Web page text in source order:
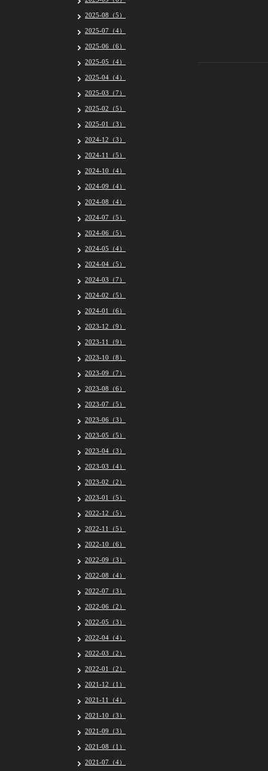
2025-08（5）
2025-07（4）
2025-06（6）
2025-05（4）
2025-04（4）
2025-03（7）
2025-02（5）
2025-01（3）
2024-12（3）
2024-11（5）
2024-10（4）
2024-09（4）
2024-08（4）
2024-07（5）
2024-06（5）
2024-05（4）
2024-04（5）
2024-03（7）
2024-02（5）
2024-01（6）
2023-12（9）
2023-11（9）
2023-10（8）
2023-09（7）
2023-08（6）
2023-07（5）
2023-06（3）
2023-05（5）
2023-04（3）
2023-03（4）
2023-02（2）
2023-01（5）
2022-12（5）
2022-11（5）
2022-10（6）
2022-09（3）
2022-08（4）
2022-07（3）
2022-06（2）
2022-05（3）
2022-04（4）
2022-03（2）
2022-01（2）
2021-12（1）
2021-11（4）
2021-10（3）
2021-09（3）
2021-08（1）
2021-07（4）